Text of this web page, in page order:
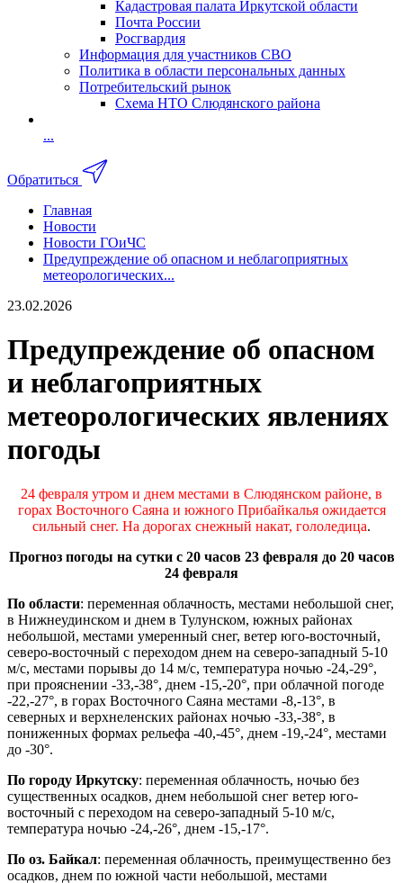
Кадастровая палата Иркутской области
Почта России
Росгвардия
Информация для участников СВО
Политика в области персональных данных
Потребительский рынок
Схема НТО Слюдянского района
...
Обратиться
Главная
Новости
Новости ГОиЧС
Предупреждение об опасном и неблагоприятных
метеорологических...
23.02.2026
Предупреждение об опасном
и неблагоприятных
метеорологических явлениях
погоды
24 февраля утром и днем местами в Слюдянском районе, в
горах Восточного Саяна и южного Прибайкалья ожидается
сильный снег. На дорогах снежный накат, гололедица.
Прогноз погоды на сутки с 20 часов 23 февраля до 20 часов
24 февраля
По области: переменная облачность, местами небольшой снег,
в Нижнеудинском и днем в Тулунском, южных районах
небольшой, местами умеренный снег, ветер юго-восточный,
северо-восточный с переходом днем на северо-западный 5-10
м/с, местами порывы до 14 м/с, температура ночью -24,-29°,
при прояснении -33,-38°, днем -15,-20°, при облачной погоде
-22,-27°, в горах Восточного Саяна местами -8,-13°, в
северных и верхнеленских районах ночью -33,-38°, в
пониженных формах рельефа -40,-45°, днем -19,-24°, местами
до -30°.
По городу Иркутску: переменная облачность, ночью без
существенных осадков, днем небольшой снег ветер юго-
восточный с переходом на северо-западный 5-10 м/с,
температура ночью -24,-26°, днем -15,-17°.
По оз. Байкал: переменная облачность, преимущественно без
осадков, днем по южной части небольшой, местами